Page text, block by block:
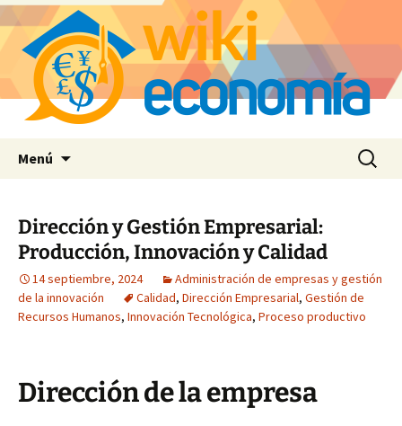
Menú Buscar:
Dirección y Gestión Empresarial:
Producción, Innovación y Calidad
14 septiembre, 2024
Administración de empresas y gestión
de la innovación
Calidad, Dirección Empresarial, Gestión de
Recursos Humanos, Innovación Tecnológica, Proceso productivo
Dirección de la empresa